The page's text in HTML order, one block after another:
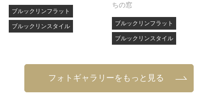
ブルックリンフラット
ブルックリンスタイル
ちの窓
ブルックリンフラット
ブルックリンスタイル
フォトギャラリーをもっと見る